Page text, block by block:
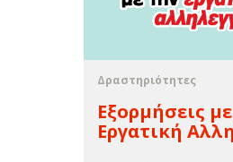
Δραστηριότητες
Εξορμήσεις
Εργατική